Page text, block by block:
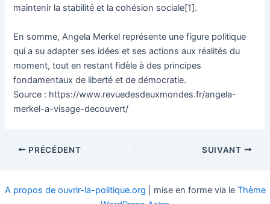
maintenir la stabilité et la cohésion sociale[1].
En somme, Angela Merkel représente une figure politique
qui a su adapter ses idées et ses actions aux réalités du
moment, tout en restant fidèle à des principes
fondamentaux de liberté et de démocratie.
Source : https://www.revuedesdeuxmondes.fr/angela-
merkel-a-visage-decouvert/
NavigationPRÉCÉDENT SUIVANT
A propos de ouvrir-la-politique.org | mise en forme via le Thème